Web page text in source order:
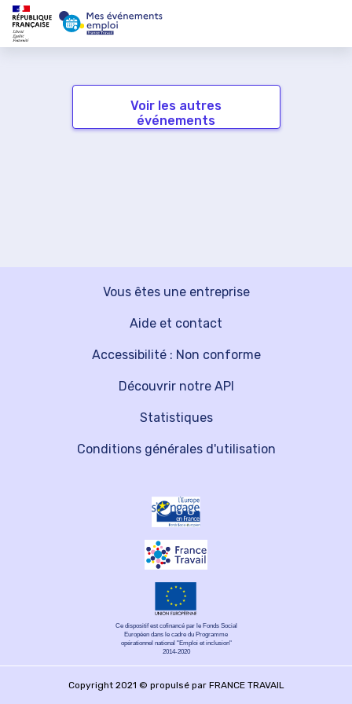
Voir les autres
événements
Vous êtes une entreprise
Découvrir notre API
Aide et contact
Statistiques
Accessibilité : Non conforme
Conditions générales d'utilisation
Ce dispositif est cofinancé par le Fonds Social
Européen dans le cadre du Programme
opérationnel national "Emploi et inclusion"
2014-2020
Copyright 2021 © propulsé par FRANCE TRAVAIL